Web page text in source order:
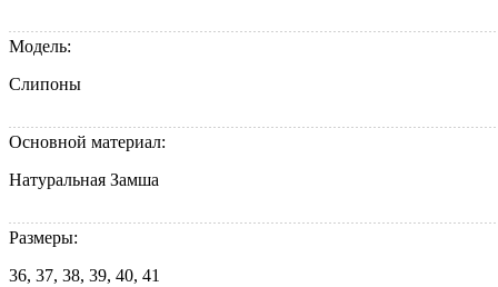
Модель:
Слипоны
Основной материал:
Натуральная Замша
Размеры:
36, 37, 38, 39, 40, 41